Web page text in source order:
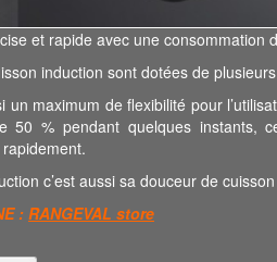
et rapide avec une consommation
induction sont dotées de
un maximum de flexibilité pour
50 % pendant quelques
c’est aussi sa douceur de
: RANGEVAL store